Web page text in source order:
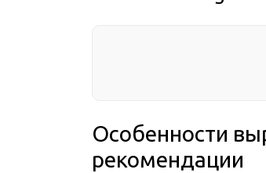
Особенности
рекомендации